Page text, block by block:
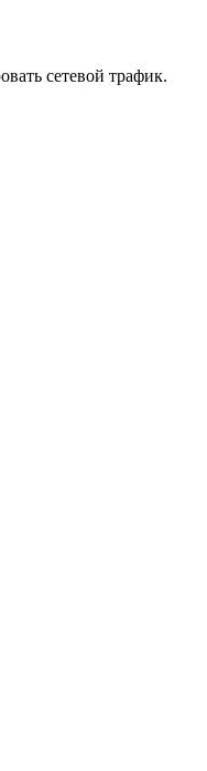
сетевой трафик.